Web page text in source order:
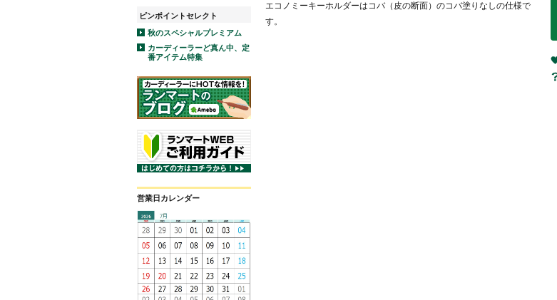
ピンポイントセレクト
秋のスペシャルプレミアム
カーディーラーど真ん中、定
番アイテム特集
営業日カレンダー
エコノミーキーホルダーはコバ（皮の断面）のコバ塗りなしの仕様で
す。